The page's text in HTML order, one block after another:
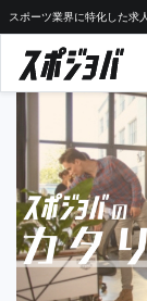
スポーツ業界に特化した求